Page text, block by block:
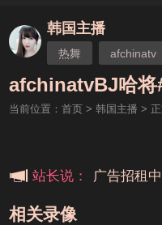
韩国主播
热舞 afchinatv
afchinatvBJ哈将
当前位置： 首页> 韩国主播 >
站长说：
本站大事
广告招租
相关录像